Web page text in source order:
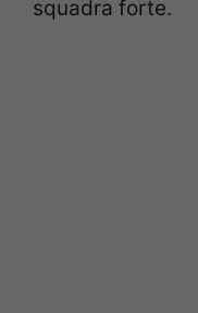
squadra forte.